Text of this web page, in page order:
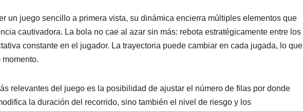
un juego sencillo a primera vista, su dinámica encierra múltiples elementos que
cautivadora. La bola no cae al azar sin más: rebota estratégicamente entre los
constante en el jugador. La trayectoria puede cambiar en cada jugada, lo que
relevantes del juego es la posibilidad de ajustar el número de filas por donde
la duración del recorrido, sino también el nivel de riesgo y los